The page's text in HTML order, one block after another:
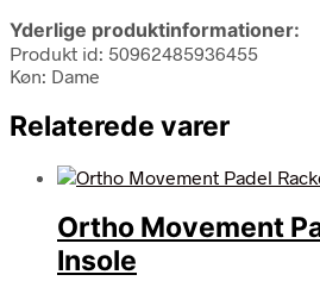
Yderlige produktinformationer:
Produkt id: 50962485936455
Køn: Dame
Relaterede varer
Ortho Movement
Insole